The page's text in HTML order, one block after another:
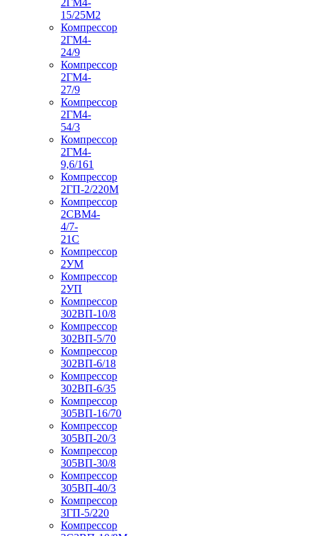
15/25М2
Компрессор
2ГМ4-
24/9
Компрессор
2ГМ4-
27/9
Компрессор
2ГМ4-
54/3
Компрессор
2ГМ4-
9,6/161
Компрессор
2ГП-2/220М
Компрессор
2СВМ4-
4/7-
21С
Компрессор
2УМ
Компрессор
2УП
Компрессор
302ВП-10/8
Компрессор
302ВП-5/70
Компрессор
302ВП-6/18
Компрессор
302ВП-6/35
Компрессор
305ВП-16/70
Компрессор
305ВП-20/3
Компрессор
305ВП-30/8
Компрессор
305ВП-40/3
Компрессор
3ГП-5/220
Компрессор